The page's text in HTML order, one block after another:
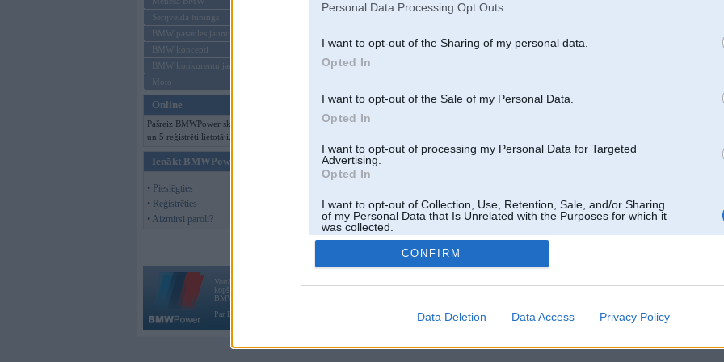
Personal Data Processing Opt Outs
I want to opt-out of the Sharing of my personal data.
Opted In
I want to opt-out of the Sale of my Personal Data.
Opted In
I want to opt-out of processing my Personal Data for Targeted
Advertising.
Opted In
I want to opt-out of Collection, Use, Retention, Sale, and/or Sharing
of my Personal Data that Is Unrelated with the Purposes for which it
was collected.
Opted Out
CONFIRM
Data Deletion Data Access Privacy Policy
Sērijveida tūnings
BMW pasaules jaunumi
BMW koncepti
BMW konkurentu jaunumi
Moto
Online
Pašreiz BMWPower skatās 82 viesi
un 5 reģistrēti lietotāji.
Ienākt BMWPower
• Pieslēgties
• Reģistrēties
• Aizmirsi paroli?
Vortāls BMWPower.lv darbojas
kopš 2002. gada 14. maija. Tas nav auto klubs un nav saistīts ar
BMW AG.
Par BMWPower